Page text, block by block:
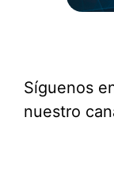
Síguenos
nuestro